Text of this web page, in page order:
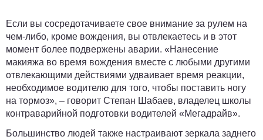
Если вы сосредотачиваете свое внимание за рулем на
чем-либо, кроме вождения, вы отвлекаетесь и в этот
момент более подвержены аварии. «Нанесение
макияжа во время вождения вместе с любыми другими
отвлекающими действиями удваивает время реакции,
необходимое водителю для того, чтобы поставить ногу
на тормоз», – говорит Степан Шабаев, владелец школы
контраварийной подготовки водителей «Мегадрайв».
Большинство людей также настраивают зеркала заднего